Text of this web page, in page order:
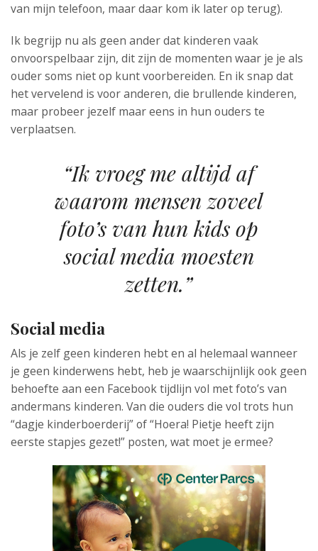
van mijn telefoon, maar daar kom ik later op terug).
Ik begrijp nu als geen ander dat kinderen vaak
onvoorspelbaar zijn, dit zijn de momenten waar je je als
ouder soms niet op kunt voorbereiden. En ik snap dat
het vervelend is voor anderen, die brullende kinderen,
maar probeer jezelf maar eens in hun ouders te
verplaatsen.
“Ik vroeg me altijd af
waarom mensen zoveel
foto’s van hun kids op
social media moesten
zetten.”
Social media
Als je zelf geen kinderen hebt en al helemaal wanneer
je geen kinderwens hebt, heb je waarschijnlijk ook geen
behoefte aan een Facebook tijdlijn vol met foto’s van
andermans kinderen. Van die ouders die vol trots hun
“dagje kinderboerderij” of “Hoera! Pietje heeft zijn
eerste stapjes gezet!” posten, wat moet je ermee?